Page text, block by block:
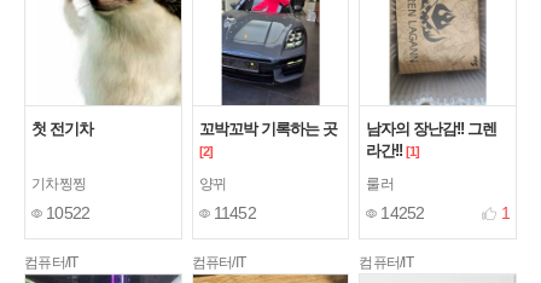
첫 전기차
기차찡찡
10522
꼬박꼬박 기록하는 곳
[2]
양뀌
11452
남자의 장난감!! 그렌
라간!! [1]
룰러
14252 1
컴퓨터/IT 컴퓨터/IT 컴퓨터/IT